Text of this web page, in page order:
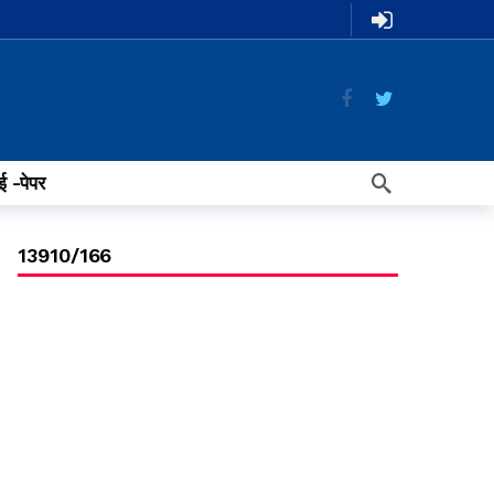
-पेपर
13910/166